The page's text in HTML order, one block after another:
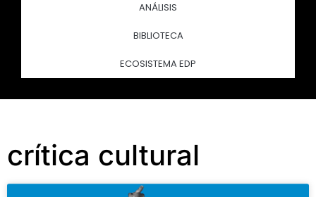
ANÁLISIS
BIBLIOTECA
ECOSISTEMA EDP
crítica cultural